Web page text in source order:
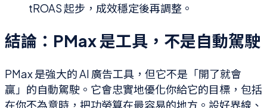
tROAS 起步，成效穩定後再調整。
結論：PMax 是工具，不是自動駕駛
PMax 是強大的 AI 廣告工具，但它不是「開了就會
贏」的自動駕駛。它會忠實地優化你給它的目標，包括
在你不為意時，把功勞算在最容易的地方。設好界線、